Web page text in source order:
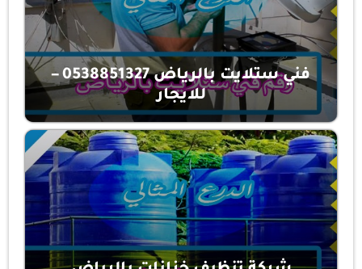
فني ستلايت بالرياض 0538851327 –
للايجار